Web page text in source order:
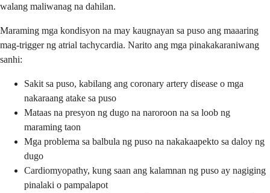
walang maliwanag na dahilan.
Maraming mga kondisyon na may kaugnayan sa puso ang maaaring
mag-trigger ng atrial tachycardia. Narito ang mga pinakakaraniwang
sanhi:
Sakit sa puso, kabilang ang coronary artery disease o mga
nakaraang atake sa puso
Mataas na presyon ng dugo na naroroon na sa loob ng
maraming taon
Mga problema sa balbula ng puso na nakakaapekto sa daloy ng
dugo
Cardiomyopathy, kung saan ang kalamnan ng puso ay nagiging
pinalaki o pampalapot